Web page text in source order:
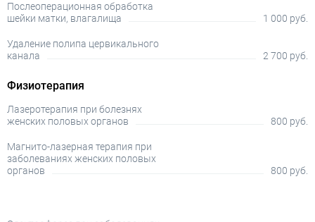
Послеоперационная обработка
шейки матки, влагалища
1 000 руб.
Удаление полипа цервикального
канала
2 700 руб.
Физиотерапия
Лазеротерапия при болезнях
женских половых органов
800 руб.
Магнито-лазерная терапия при
заболеваниях женских половых
органов
800 руб.